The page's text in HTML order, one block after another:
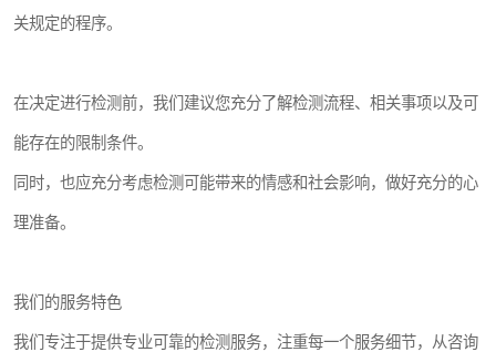
关规定的程序。
在决定进行检测前，我们建议您充分了解检测流程、相关事项以及可
能存在的限制条件。
同时，也应充分考虑检测可能带来的情感和社会影响，做好充分的心
理准备。
我们的服务特色
我们专注于提供专业可靠的检测服务，注重每一个服务细节，从咨询